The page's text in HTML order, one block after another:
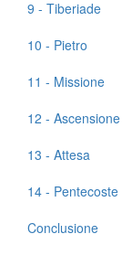
9 - Tiberiade
10 - Pietro
11 - Missione
12 - Ascensione
13 - Attesa
14 - Pentecoste
Conclusione